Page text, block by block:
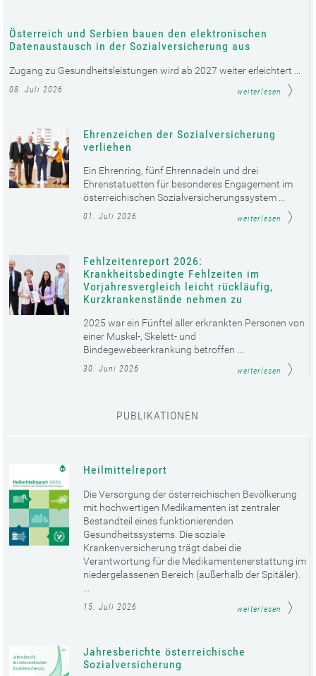
Österreich und Serbien bauen den elektronischen
Datenaustausch in der Sozialversicherung aus
Zugang zu Gesundheitsleistungen wird ab 2027 weiter erleichtert ...
08. Juli 2026 weiterlesen
Ehrenzeichen der Sozialversicherung
verliehen
Ein Ehrenring, fünf Ehrennadeln und drei
Ehrenstatuetten für besonderes Engagement im
österreichischen Sozialversicherungssystem ...
01. Juli 2026 weiterlesen
Fehlzeitenreport 2026:
Krankheitsbedingte Fehlzeiten im
Vorjahresvergleich leicht rückläufig,
Kurzkrankenstände nehmen zu
2025 war ein Fünftel aller erkrankten Personen von
einer Muskel-, Skelett- und
Bindegewebeerkrankung betroffen ...
30. Juni 2026 weiterlesen
PUBLIKATIONEN
Heilmittelreport
Die Versorgung der österreichischen Bevölkerung
mit hochwertigen Medikamenten ist zentraler
Bestandteil eines funktionierenden
Gesundheitssystems. Die soziale
Krankenversicherung trägt dabei die
Verantwortung für die Medikamentenerstattung im
niedergelassenen Bereich (außerhalb der Spitäler).
15. Juli 2026 weiterlesen
Jahresberichte österreichische
Sozialversicherung